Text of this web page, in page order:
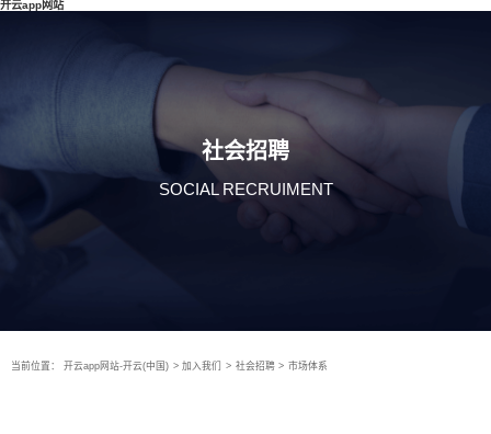
开云app网站
社会招聘
SOCIAL RECRUIMENT
当前位置： 开云app网站-开云(中国) > 加入我们 > 社会招聘 > 市场体系